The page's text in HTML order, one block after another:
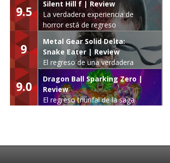
9.5
Silent Hill f | Review
La verdadera experiencia de
horror está de regreso
9
Metal Gear Solid Delta:
Snake Eater | Review
El regreso de una verdadera
leyenda
9.0
Dragon Ball Sparking Zero |
Review
El regreso triunfal de la saga